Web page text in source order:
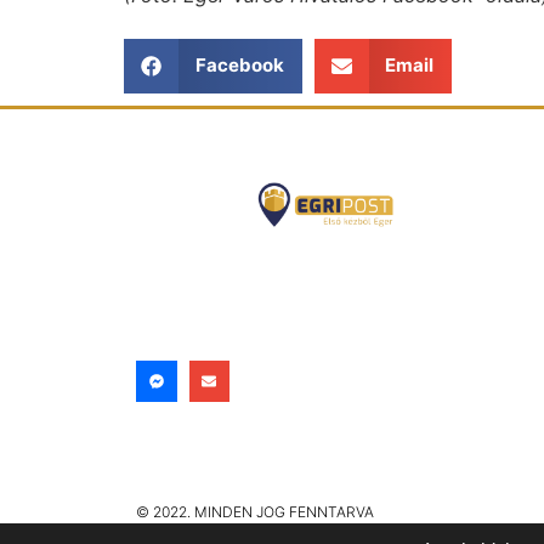
Facebook Email
© 2022. MINDEN JOG FENNTARVA